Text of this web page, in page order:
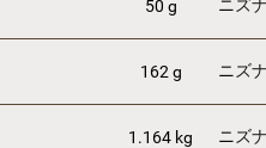
50 g ニズ
162 g ニズ
1.164 kg ニズ